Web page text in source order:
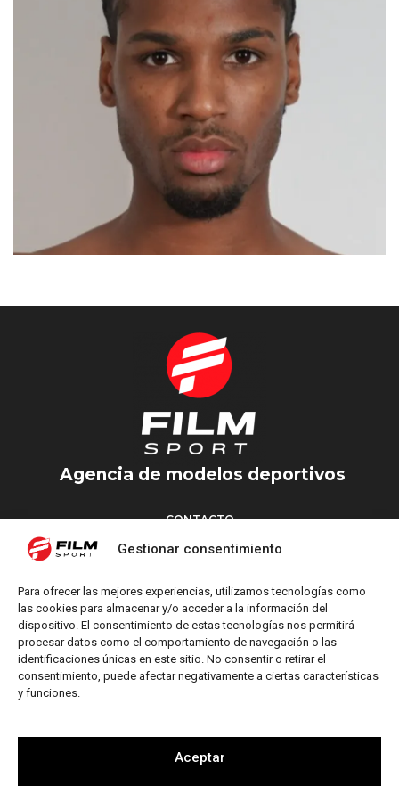
Gestionar consentimiento
Para ofrecer las mejores experiencias, utilizamos tecnologías como
las cookies para almacenar y/o acceder a la información del
dispositivo. El consentimiento de estas tecnologías nos permitirá
procesar datos como el comportamiento de navegación o las
identificaciones únicas en este sitio. No consentir o retirar el
consentimiento, puede afectar negativamente a ciertas características
y funciones.
Aceptar
AHDYL
Agencia de modelos deportivos
CONTACTO
Torrent d’en Vidalet, 51 baixos
M: info@filmsport.es
Aviso Legal
Política de Privacidad